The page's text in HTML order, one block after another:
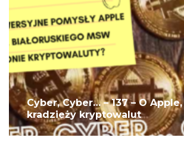
Cyber, Cyber… – 137 – O
kradzieży kryptowalut